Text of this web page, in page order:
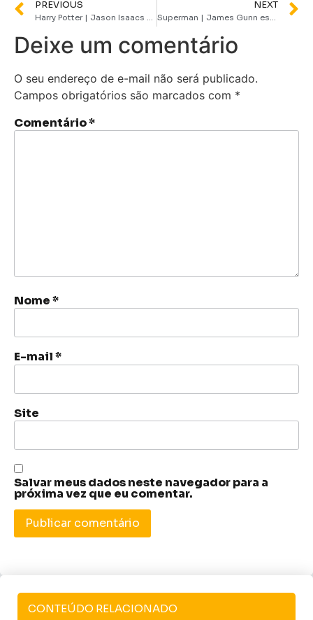
PREVIOUS NEXT
Deixe um comentário
O seu endereço de e-mail não será publicado.
Campos obrigatórios são marcados com *
Comentário*
Nome*
E-mail*
Site
Salvar meus dados neste navegador para a
próxima vez que eu comentar.
CONTEÚDO RELACIONADO